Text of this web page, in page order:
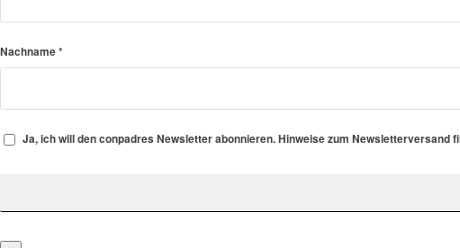
Nachname*
Ja, ich will den conpadres Newsletter abonnieren. Hinweise zum Newsletterversand